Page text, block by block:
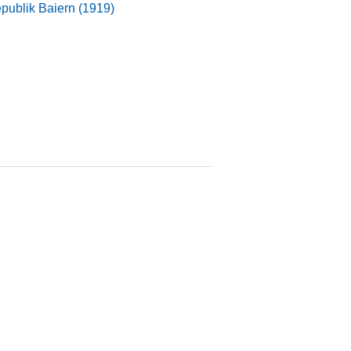
Baiern (1919)